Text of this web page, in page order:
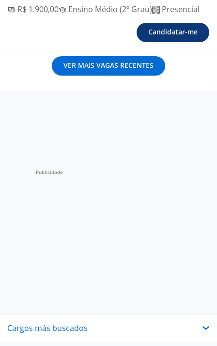
R$ 1.900,00
Ensino Médio (2º Grau) Presencial
Candidatar-me
VER MAIS VAGAS RECENTES
Cargos más buscados